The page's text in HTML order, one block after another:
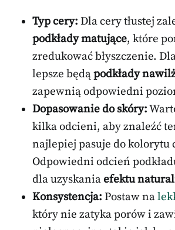
Typ cery: Dla cery tłustej
podkłady matujące, które
zredukować błyszczenie.
lepsze będąpodkłady
zapewnią odpowiedni
Dopasowanie do skóry:
kilka odcieni, aby znaleźć
najlepiej pasuje do kolorytu
Odpowiedni odcień
dla uzyskaniaefektu
Konsystencja: Postaw na
który nie zatyka porów i